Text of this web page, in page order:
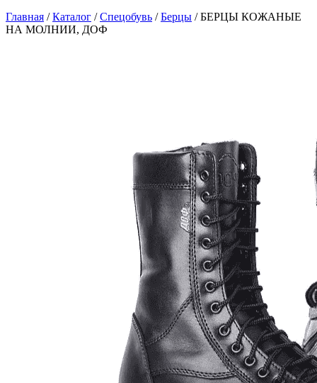
Главная / Каталог / Спецобувь / Берцы / БЕРЦЫ КОЖАНЫЕ
НА МОЛНИИ, ДОФ